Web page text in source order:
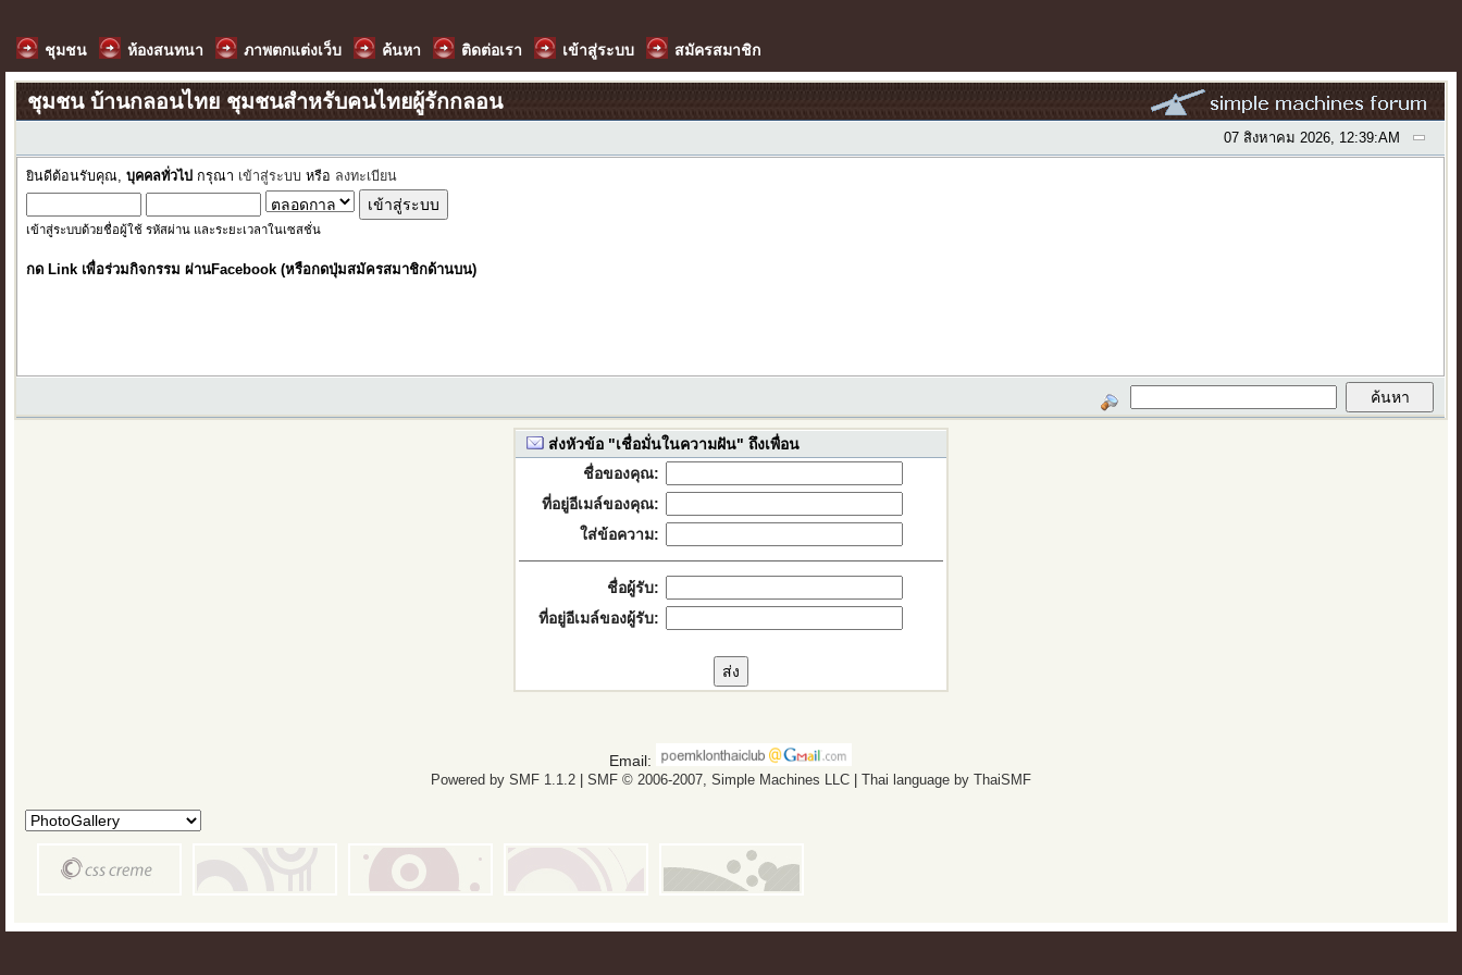
ชุมชน ห้องสนทนา ภาพตกแต่งเว็บ ค้นหา ติดต่อเรา เข้าสู่ระบบ สมัครสมาชิก
ชุมชน บ้านกลอนไทย ชุมชนสำหรับคนไทยผู้รักกลอน
07 สิงหาคม 2026, 12:39:AM
ยินดีต้อนรับคุณ,บุคคลทั่วไป กรุณา เข้าสู่ระบบ หรือ ลงทะเบียน
เข้าสู่ระบบด้วยชื่อผู้ใช้ รหัสผ่าน และระยะเวลาในเซสชั่น
กด Link เพื่อร่วมกิจกรรม ผ่านFacebook (หรือกดปุ่มสมัครสมาชิกด้านบน)
ส่งหัวข้อ "เชื่อมั่นในความฝัน" ถึงเพื่อน
ชื่อของคุณ:
ที่อยู่อีเมล์ของคุณ:
ใส่ข้อความ:
ชื่อผู้รับ:
ที่อยู่อีเมล์ของผู้รับ:
Email:
Powered by SMF 1.1.2| SMF © 2006-2007, Simple Machines LLC| Thai language by ThaiSMF